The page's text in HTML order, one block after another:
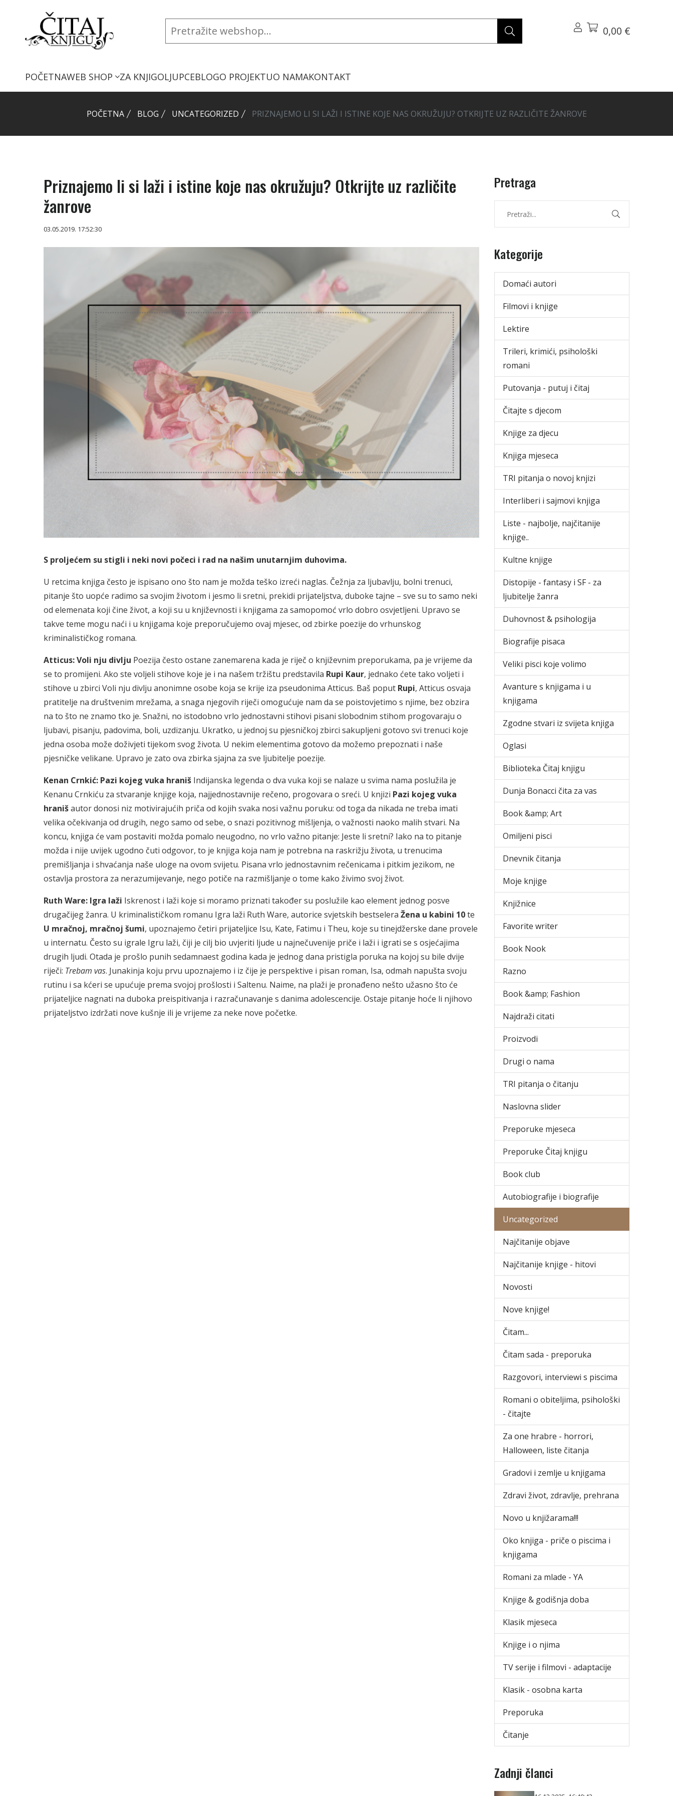
0,00 €
POČETNAWEB SHOP ZA KNJIGOLJUPCEBLOGO PROJEKTUO NAMAKONTAKT
POČETNA BLOG UNCATEGORIZED PRIZNAJEMO LI SI LAŽI I ISTINE KOJE NAS OKRUŽUJU? OTKRIJTE UZ RAZLIČITE ŽANROVE
Priznajemo li si laži i istine koje nas okružuju? Otkrijte uz različite
žanrove
03.05.2019. 17:52:30
S proljećem su stigli i neki novi počeci i rad na našim unutarnjim duhovima.
U retcima knjiga često je ispisano ono što nam je možda teško izreći naglas. Čežnja za ljubavlju, bolni trenuci,
pitanje što uopće radimo sa svojim životom i jesmo li sretni, prekidi prijateljstva, duboke tajne – sve su to samo neki
od elemenata koji čine život, a koji su u književnosti i knjigama za samopomoć vrlo dobro osvjetljeni. Upravo se
takve teme mogu naći i u knjigama koje preporučujemo ovaj mjesec, od zbirke poezije do vrhunskog
kriminalističkog romana.
Atticus: Voli nju divlju Poezija često ostane zanemarena kada je riječ o književnim preporukama, pa je vrijeme da
se to promijeni. Ako ste voljeli stihove koje je i na našem tržištu predstavila Rupi Kaur, jednako ćete tako voljeti i
stihove u zbirci Voli nju divlju anonimne osobe koja se krije iza pseudonima Atticus. Baš poput Rupi, Atticus osvaja
pratitelje na društvenim mrežama, a snaga njegovih riječi omogućuje nam da se poistovjetimo s njime, bez obzira
na to što ne znamo tko je. Snažni, no istodobno vrlo jednostavni stihovi pisani slobodnim stihom progovaraju o
ljubavi, pisanju, padovima, boli, uzdizanju. Ukratko, u jednoj su pjesničkoj zbirci sakupljeni gotovo svi trenuci koje
jedna osoba može doživjeti tijekom svog života. U nekim elementima gotovo da možemo prepoznati i naše
pjesničke velikane. Upravo je zato ova zbirka sjajna za sve ljubitelje poezije.
Kenan Crnkić: Pazi kojeg vuka hraniš Indijanska legenda o dva vuka koji se nalaze u svima nama poslužila je
Kenanu Crnkiću za stvaranje knjige koja, najjednostavnije rečeno, progovara o sreći. U knjizi Pazi kojeg vuka
hranišautor donosi niz motivirajućih priča od kojih svaka nosi važnu poruku: od toga da nikada ne treba imati
velika očekivanja od drugih, nego samo od sebe, o snazi pozitivnog mišljenja, o važnosti naoko malih stvari. Na
koncu, knjiga će vam postaviti možda pomalo neugodno, no vrlo važno pitanje: Jeste li sretni? Iako na to pitanje
možda i nije uvijek ugodno čuti odgovor, to je knjiga koja nam je potrebna na raskrižju života, u trenucima
premišljanja i shvaćanja naše uloge na ovom svijetu. Pisana vrlo jednostavnim rečenicama i pitkim jezikom, ne
ostavlja prostora za nerazumijevanje, nego potiče na razmišljanje o tome kako živimo svoj život.
Ruth Ware: Igra laži Iskrenost i laži koje si moramo priznati također su poslužile kao element jednog posve
drugačijeg žanra. U kriminalističkom romanu Igra laži Ruth Ware, autorice svjetskih bestselera Žena u kabini 10te
U mračnoj, mračnoj šumi, upoznajemo četiri prijateljice Isu, Kate, Fatimu i Theu, koje su tinejdžerske dane provele
u internatu. Često su igrale Igru laži, čiji je cilj bio uvjeriti ljude u najnečuvenije priče i laži i igrati se s osjećajima
drugih ljudi. Otada je prošlo punih sedamnaest godina kada je jednog dana pristigla poruka na kojoj su bile dvije
riječi: Trebam vas. Junakinja koju prvu upoznajemo i iz čije je perspektive i pisan roman, Isa, odmah napušta svoju
rutinu i sa kćeri se upućuje prema svojoj prošlosti i Saltenu. Naime, na plaži je pronađeno nešto užasno što će
prijateljice nagnati na duboka preispitivanja i razračunavanje s danima adolescencije. Ostaje pitanje hoće li njihovo
prijateljstvo izdržati nove kušnje ili je vrijeme za neke nove početke.
Pretraga
Kategorije
Domaći autori
Filmovi i knjige
Lektire
Trileri, krimići, psihološki
romani
Putovanja - putuj i čitaj
Čitajte s djecom
Knjige za djecu
Knjiga mjeseca
TRI pitanja o novoj knjizi
Interliberi i sajmovi knjiga
Liste - najbolje, najčitanije
knjige..
Kultne knjige
Distopije - fantasy i SF - za
ljubitelje žanra
Duhovnost & psihologija
Biografije pisaca
Veliki pisci koje volimo
Avanture s knjigama i u
knjigama
Zgodne stvari iz svijeta knjiga
Oglasi
Biblioteka Čitaj knjigu
Dunja Bonacci čita za vas
Book &amp; Art
Omiljeni pisci
Dnevnik čitanja
Moje knjige
Knjižnice
Favorite writer
Book Nook
Razno
Book &amp; Fashion
Najdraži citati
Proizvodi
Drugi o nama
TRI pitanja o čitanju
Naslovna slider
Preporuke mjeseca
Preporuke Čitaj knjigu
Book club
Autobiografije i biografije
Uncategorized
Najčitanije objave
Najčitanije knjige - hitovi
Novosti
Nove knjige!
Čitam...
Čitam sada - preporuka
Razgovori, interviewi s piscima
Romani o obiteljima, psihološki
- čitajte
Za one hrabre - horrori,
Halloween, liste čitanja
Gradovi i zemlje u knjigama
Zdravi život, zdravlje, prehrana
Novo u knjižarama!!!
Oko knjiga - priče o piscima i
knjigama
Romani za mlade - YA
Knjige & godišnja doba
Klasik mjeseca
Knjige i o njima
TV serije i filmovi - adaptacije
Klasik - osobna karta
Preporuka
Čitanje
Zadnji članci